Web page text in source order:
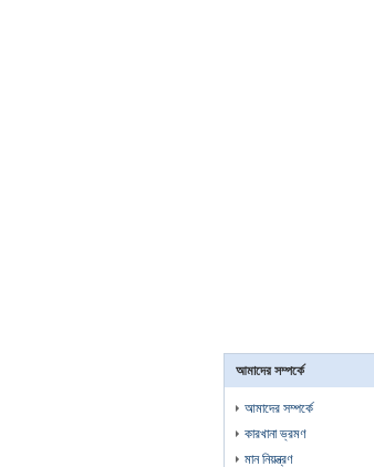
আমাদের সম্পর্কে
আমাদের সম্পর্কে
কারখানা ভ্রমণ
মান নিয়ন্ত্রণ